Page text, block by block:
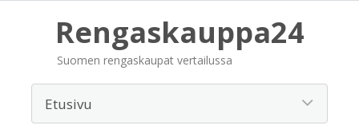
Rengaskauppa24
Suomen rengaskaupat vertailussa